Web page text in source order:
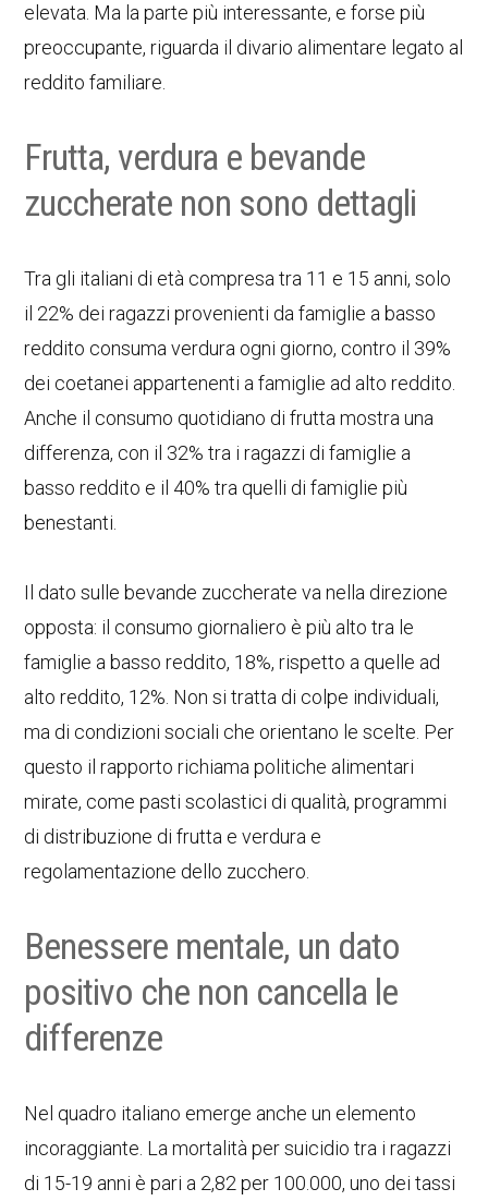
elevata. Ma la parte più interessante, e forse più
preoccupante, riguarda il divario alimentare legato al
reddito familiare.
Frutta, verdura e bevande
zuccherate non sono dettagli
Tra gli italiani di età compresa tra 11 e 15 anni, solo
il 22% dei ragazzi provenienti da famiglie a basso
reddito consuma verdura ogni giorno, contro il 39%
dei coetanei appartenenti a famiglie ad alto reddito.
Anche il consumo quotidiano di frutta mostra una
differenza, con il 32% tra i ragazzi di famiglie a
basso reddito e il 40% tra quelli di famiglie più
benestanti.
Il dato sulle bevande zuccherate va nella direzione
opposta: il consumo giornaliero è più alto tra le
famiglie a basso reddito, 18%, rispetto a quelle ad
alto reddito, 12%. Non si tratta di colpe individuali,
ma di condizioni sociali che orientano le scelte. Per
questo il rapporto richiama politiche alimentari
mirate, come pasti scolastici di qualità, programmi
di distribuzione di frutta e verdura e
regolamentazione dello zucchero.
Benessere mentale, un dato
positivo che non cancella le
differenze
Nel quadro italiano emerge anche un elemento
incoraggiante. La mortalità per suicidio tra i ragazzi
di 15-19 anni è pari a 2,82 per 100.000, uno dei tassi